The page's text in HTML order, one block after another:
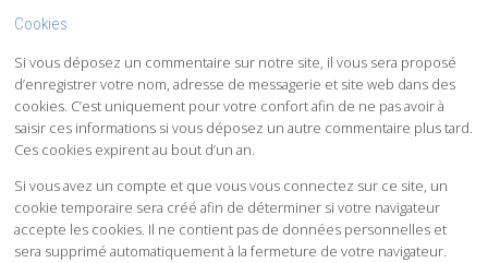
Cookies
Si vous déposez un commentaire sur notre site, il vous sera proposé
d’enregistrer votre nom, adresse de messagerie et site web dans des
cookies. C’est uniquement pour votre confort afin de ne pas avoir à
saisir ces informations si vous déposez un autre commentaire plus tard.
Ces cookies expirent au bout d’un an.
Si vous avez un compte et que vous vous connectez sur ce site, un
cookie temporaire sera créé afin de déterminer si votre navigateur
accepte les cookies. Il ne contient pas de données personnelles et
sera supprimé automatiquement à la fermeture de votre navigateur.